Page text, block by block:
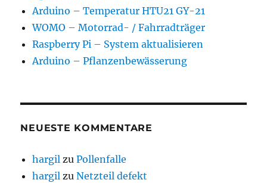
Arduino – Temperatur HTU21 GY-21
WOMO – Motorrad- / Fahrradträger
Raspberry Pi – System aktualisieren
Arduino – Pflanzenbewässerung
NEUESTE KOMMENTARE
hargil zuPollenfalle
hargil zuNetzteil defekt